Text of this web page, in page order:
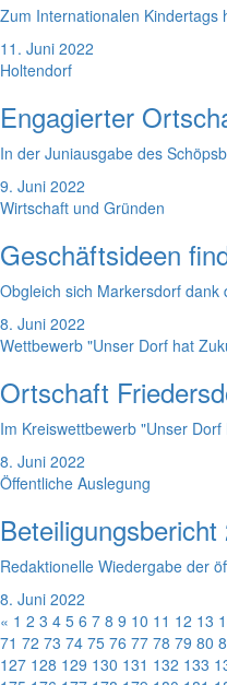
Zum Internationalen Kindertags
11. Juni 2022
Holtendorf
Engagierter
In der Juniausgabe des
9. Juni 2022
Wirtschaft und Gründen
Geschäftsideen
Obgleich sich Markersdorf
8. Juni 2022
Wettbewerb "Unser Dorf hat
Ortschaft
Im Kreiswettbewerb "Unser
8. Juni 2022
Öffentliche Auslegung
Redaktionelle Wiedergabe der
8. Juni 2022
« 1 2 3 4 5 6 7 8 9 10 11 12 13
71 72 73 74 75 76 77 78 79 80
127 128 129 130 131 132 133